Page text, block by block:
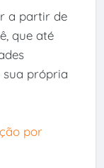
a partir de
que até
própria
por